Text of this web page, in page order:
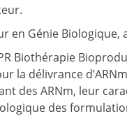
en Génie
Biothérapie
la délivrance
des ARNm, leur
des